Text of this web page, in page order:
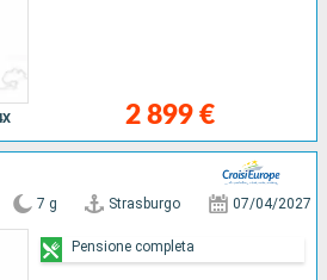
2 899 €
7 g Strasburgo 07/04/2027
Pensione completa